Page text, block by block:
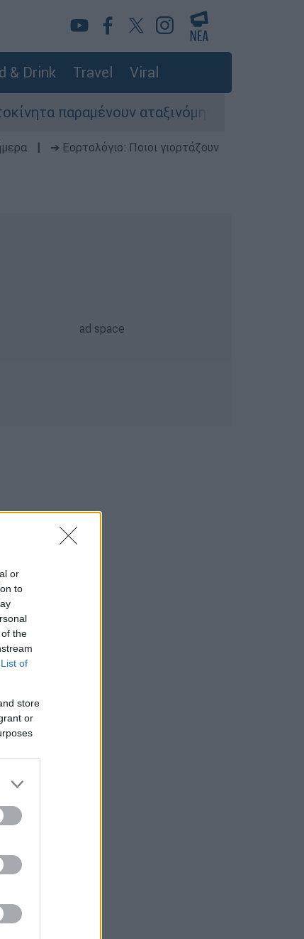
or
to
the
List of
store
or
& Drink Travel Viral
παραμένουν αταξινόμητα - Λύση αναζητά το
➔ Εορτολόγιο: Ποιοι γιορτάζουν